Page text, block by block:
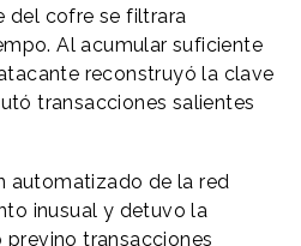
del cofre se filtrara
Al acumular suficiente
reconstruyó la clave
transacciones salientes
automatizado de la red
inusual y detuvo la
transacciones